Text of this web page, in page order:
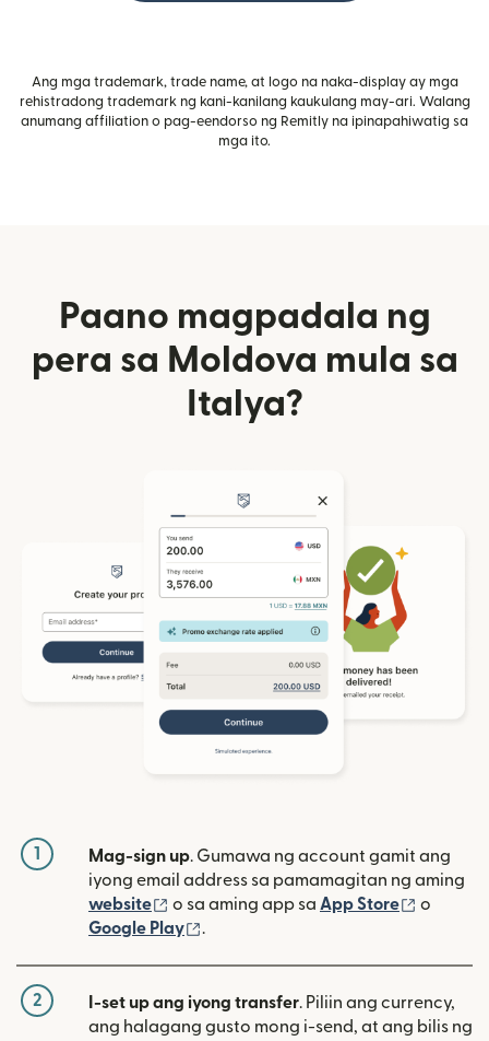
Ang mga trademark, trade name, at logo na naka-display ay mga
rehistradong trademark ng kani-kanilang kaukulang may-ari. Walang
anumang affiliation o pag-eendorso ng Remitly na ipinapahiwatig sa
mga ito.
Paano magpadala ng
pera sa Moldova mula sa
Italya?
1 Mag-sign up. Gumawa ng account gamit ang
iyong email address sa pamamagitan ng aming
website
(bubukas sa bagong window)
o sa aming app sa App Store
o
Google Play
(bubukas sa bagong window)
.
2 I-set up ang iyong transfer. Piliin ang currency,
ang halagang gusto mong i-send, at ang bilis ng